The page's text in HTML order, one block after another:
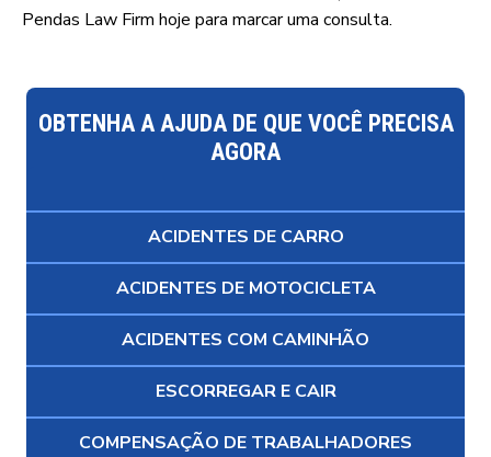
Pendas Law Firm hoje para marcar uma consulta.
OBTENHA A AJUDA DE QUE VOCÊ PRECISA
AGORA
ACIDENTES DE CARRO
ACIDENTES DE MOTOCICLETA
ACIDENTES COM CAMINHÃO
ESCORREGAR E CAIR
COMPENSAÇÃO DE TRABALHADORES